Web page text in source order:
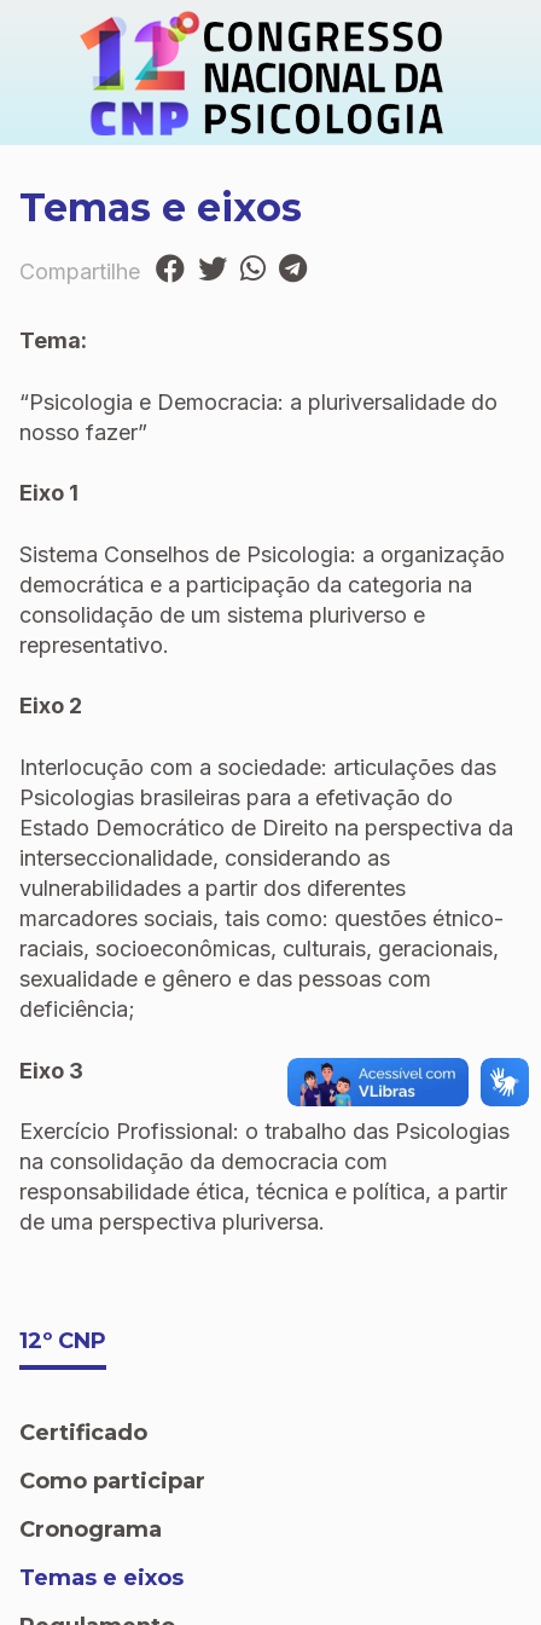
12º CNP
Certificado
Como participar
Cronograma
Temas e eixos
Temas e eixos
Compartilhe
Tema:
“Psicologia e Democracia: a pluriversalidade do
nosso fazer”
Eixo 1
Sistema Conselhos de Psicologia: a organização
democrática e a participação da categoria na
consolidação de um sistema pluriverso e
representativo.
Eixo 2
Interlocução com a sociedade: articulações das
Psicologias brasileiras para a efetivação do
Estado Democrático de Direito na perspectiva da
interseccionalidade, considerando as
vulnerabilidades a partir dos diferentes
marcadores sociais, tais como: questões étnico-
raciais, socioeconômicas, culturais, geracionais,
sexualidade e gênero e das pessoas com
deficiência;
Eixo 3
Exercício Profissional: o trabalho das Psicologias
na consolidação da democracia com
responsabilidade ética, técnica e política, a partir
de uma perspectiva pluriversa.